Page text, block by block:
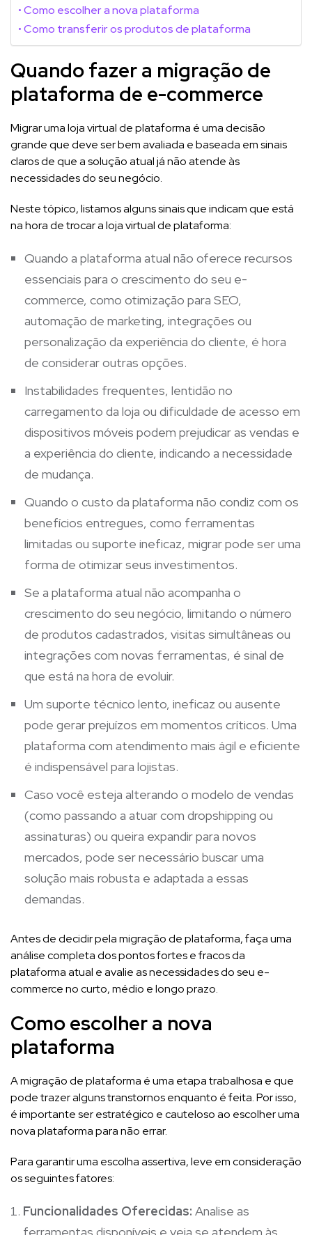
Como escolher a nova plataforma
Como transferir os produtos de plataforma
Quando fazer a migração de
plataforma de e-commerce
Migrar uma loja virtual de plataforma é uma decisão
grande que deve ser bem avaliada e baseada em sinais
claros de que a solução atual já não atende às
necessidades do seu negócio.
Neste tópico, listamos alguns sinais que indicam que está
na hora de trocar a loja virtual de plataforma:
Quando a plataforma atual não oferece recursos
essenciais para o crescimento do seu e-
commerce, como otimização para SEO,
automação de marketing, integrações ou
personalização da experiência do cliente, é hora
de considerar outras opções.
Instabilidades frequentes, lentidão no
carregamento da loja ou dificuldade de acesso em
dispositivos móveis podem prejudicar as vendas e
a experiência do cliente, indicando a necessidade
de mudança.
Quando o custo da plataforma não condiz com os
benefícios entregues, como ferramentas
limitadas ou suporte ineficaz, migrar pode ser uma
forma de otimizar seus investimentos.
Se a plataforma atual não acompanha o
crescimento do seu negócio, limitando o número
de produtos cadastrados, visitas simultâneas ou
integrações com novas ferramentas, é sinal de
que está na hora de evoluir.
Um suporte técnico lento, ineficaz ou ausente
pode gerar prejuízos em momentos críticos. Uma
plataforma com atendimento mais ágil e eficiente
é indispensável para lojistas.
Caso você esteja alterando o modelo de vendas
(como passando a atuar com dropshipping ou
assinaturas) ou queira expandir para novos
mercados, pode ser necessário buscar uma
solução mais robusta e adaptada a essas
demandas.
Antes de decidir pela migração de plataforma, faça uma
análise completa dos pontos fortes e fracos da
plataforma atual e avalie as necessidades do seu e-
commerce no curto, médio e longo prazo.
Como escolher a nova
plataforma
A migração de plataforma é uma etapa trabalhosa e que
pode trazer alguns transtornos enquanto é feita. Por isso,
é importante ser estratégico e cauteloso ao escolher uma
nova plataforma para não errar.
Para garantir uma escolha assertiva, leve em consideração
os seguintes fatores:
Funcionalidades Oferecidas: Analise as
ferramentas disponíveis e veja se atendem às